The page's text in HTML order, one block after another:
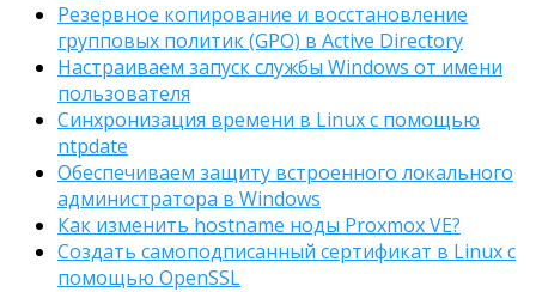
Резервное копирование и восстановление
групповых политик (GPO) в Active Directory
Настраиваем запуск службы Windows от имени
пользователя
Синхронизация времени в Linux с помощью
ntpdate
Обеспечиваем защиту встроенного локального
администратора в Windows
Как изменить hostname ноды Proxmox VE?
Создать самоподписанный сертификат в Linux с
помощью OpenSSL